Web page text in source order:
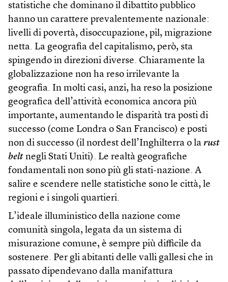
statistiche che dominano il dibattito pubblico
hanno un carattere prevalentemente nazionale:
livelli di povertà, disoccupazione, pil, migrazione
netta. La geografia del capitalismo, però, sta
spingendo in direzioni diverse. Chiaramente la
globalizzazione non ha reso irrilevante la
geografia. In molti casi, anzi, ha reso la posizione
geografica dell’attività economica ancora più
importante, aumentando le disparità tra posti di
successo (come Londra o San Francisco) e posti
non di successo (il nordest dell’Inghilterra o la rust
belt negli Stati Uniti). Le realtà geografiche
fondamentali non sono più gli stati-nazione. A
salire e scendere nelle statistiche sono le città, le
regioni e i singoli quartieri.
L’ideale illuministico della nazione come
comunità singola, legata da un sistema di
misurazione comune, è sempre più difficile da
sostenere. Per gli abitanti delle valli gallesi che in
passato dipendevano dalla manifattura